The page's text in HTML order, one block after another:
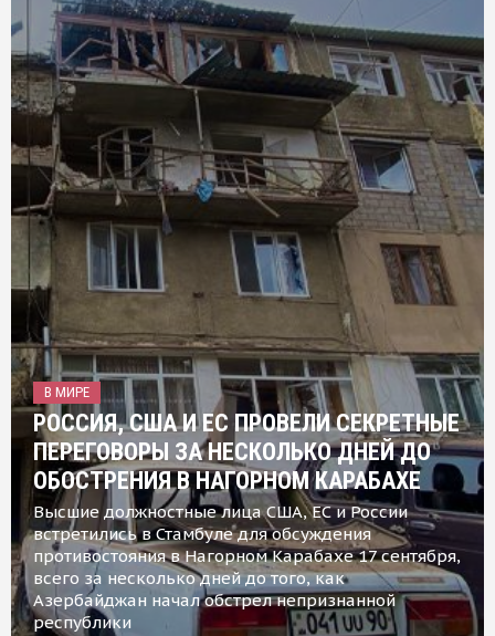
В МИРЕ
РОССИЯ, США И ЕС ПРОВЕЛИ СЕКРЕТНЫЕ
ПЕРЕГОВОРЫ ЗА НЕСКОЛЬКО ДНЕЙ ДО
ОБОСТРЕНИЯ В НАГОРНОМ КАРАБАХЕ
Высшие должностные лица США, ЕС и России
встретились в Стамбуле для обсуждения
противостояния в Нагорном Карабахе 17 сентября,
всего за несколько дней до того, как
Азербайджан начал обстрел непризнанной
республики